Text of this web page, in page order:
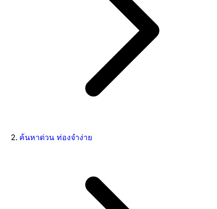
ค้นหาด่วน ท่องจำง่าย